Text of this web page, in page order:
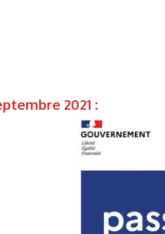
2021 :